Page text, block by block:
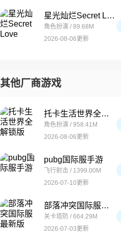
星光灿烂Secret Love
角色扮演 / 89.68M
2026-08-06更新
其他厂商游戏
托卡生活世界全解锁版
角色扮演 / 958.41M
2026-08-06更新
pubg国际服手游
飞行射击 / 1399.00M
2026-07-10更新
部落冲突国际服最新版
关卡塔防 / 664.29M
2026-07-03更新